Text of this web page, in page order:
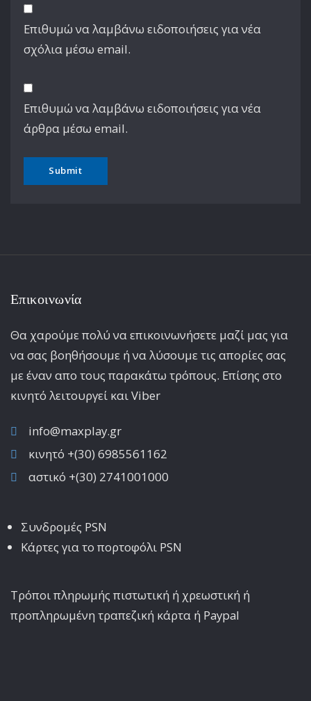
Επιθυμώ να λαμβάνω ειδοποιήσεις για νέα
σχόλια μέσω email.
Επιθυμώ να λαμβάνω ειδοποιήσεις για νέα
άρθρα μέσω email.
Επικοινωνία
Θα χαρούμε πολύ να επικοινωνήσετε μαζί μας για
να σας βοηθήσουμε ή να λύσουμε τις απορίες σας
με έναν απο τους παρακάτω τρόπους. Επίσης στο
κινητό λειτoυργεί και Viber
info@maxplay.gr
κινητό +(30) 6985561162
αστικό +(30) 2741001000
Συνδρομές PSN
Κάρτες για το πορτοφόλι PSN
Τρόποι πληρωμής πιστωτική ή χρεωστική ή
προπληρωμένη τραπεζική κάρτα ή Paypal